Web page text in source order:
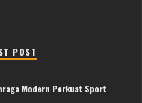
POST
Modern Perkuat Sport